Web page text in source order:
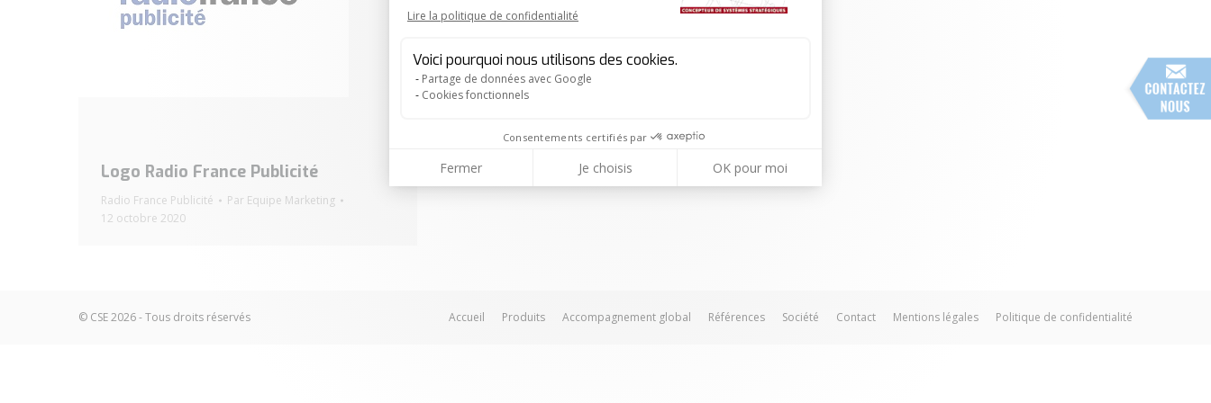
Lire la politique de confidentialité
Voici pourquoi nous utilisons des cookies.
Partage de données avec Google
Cookies fonctionnels
Consentements certifiés par
Fermer Je choisis OK pour moi
Axeptio consent
Logo Radio France Publicité
Radio France Publicité Par Equipe Marketing
12 octobre 2020
© CSE 2026 - Tous droits réservés Accueil Produits Accompagnement global Références Société Contact Mentions légales Politique de confidentialité